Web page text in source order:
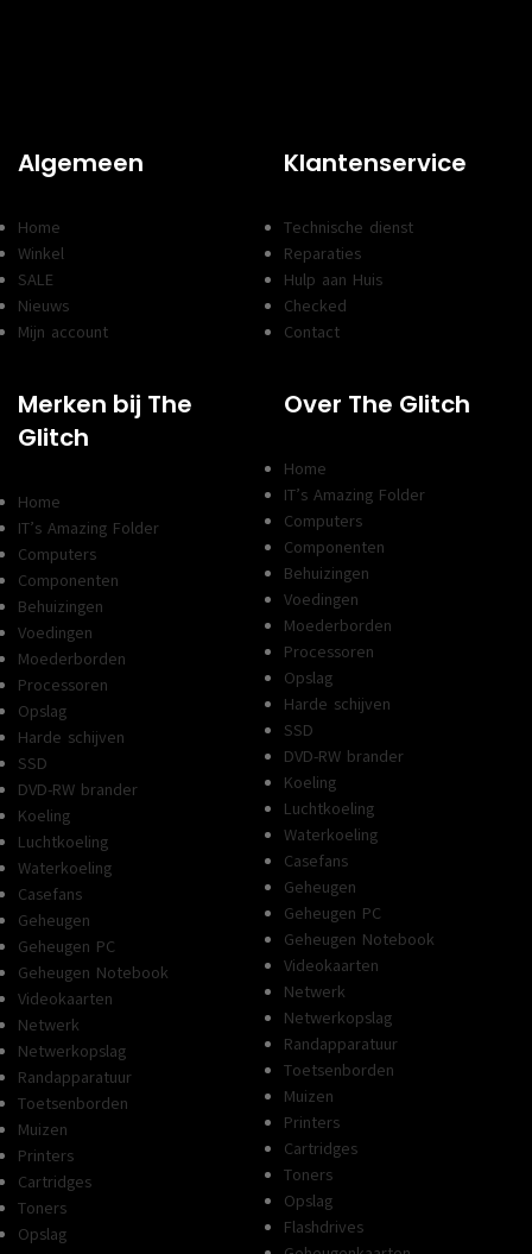
Algemeen
Home
Winkel
SALE
Nieuws
Mijn account
Klantenservice
Technische dienst
Reparaties
Hulp aan Huis
Checked
Contact
Merken bij The
Glitch
Home
IT’s Amazing Folder
Computers
Componenten
Behuizingen
Voedingen
Moederborden
Processoren
Opslag
Harde schijven
SSD
DVD-RW brander
Koeling
Luchtkoeling
Waterkoeling
Casefans
Geheugen
Geheugen PC
Geheugen Notebook
Videokaarten
Netwerk
Netwerkopslag
Randapparatuur
Toetsenborden
Muizen
Printers
Cartridges
Toners
Opslag
Over The Glitch
Home
IT’s Amazing Folder
Computers
Componenten
Behuizingen
Voedingen
Moederborden
Processoren
Opslag
Harde schijven
SSD
DVD-RW brander
Koeling
Luchtkoeling
Waterkoeling
Casefans
Geheugen
Geheugen PC
Geheugen Notebook
Videokaarten
Netwerk
Netwerkopslag
Randapparatuur
Toetsenborden
Muizen
Printers
Cartridges
Toners
Opslag
Flashdrives